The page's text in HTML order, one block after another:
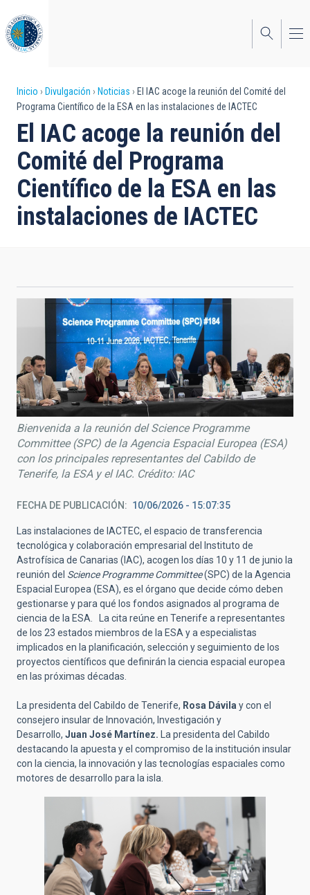
al
contenido
principal
Sobrescribir
enlaces
de
ayuda
a
la
Inicio Divulgación Noticias
El IAC acoge la reunión del Comité del
Programa Científico de la ESA en las instalaciones de IACTEC
El IAC acoge la reunión del
Comité del Programa
Científico de la ESA en las
instalaciones de IACTEC
Bienvenida a la reunión del Science Programme
Committee (SPC) de la Agencia Espacial Europea (ESA)
con los principales representantes del Cabildo de
Tenerife, la ESA y el IAC. Crédito: IAC
FECHA DE PUBLICACIÓN 10/06/2026 - 15:07:35
Las instalaciones de IACTEC, el espacio de transferencia
tecnológica y colaboración empresarial del Instituto de
Astrofísica de Canarias (IAC), acogen los días 10 y 11 de junio la
reunión del Science Programme Committee(SPC) de la Agencia
Espacial Europea (ESA), es el órgano que decide cómo deben
gestionarse y para qué los fondos asignados al programa de
ciencia de la ESA. La cita reúne en Tenerife a representantes
de los 23 estados miembros de la ESA y a especialistas
implicados en la planificación, selección y seguimiento de los
proyectos científicos que definirán la ciencia espacial europea
en las próximas décadas.
La presidenta del Cabildo de Tenerife, Rosa Dávilay con el
consejero insular de Innovación, Investigación y
Desarrollo, Juan José Martínez. La presidenta del Cabildo
destacando la apuesta y el compromiso de la institución insular
con la ciencia, la innovación y las tecnologías espaciales como
motores de desarrollo para la isla.